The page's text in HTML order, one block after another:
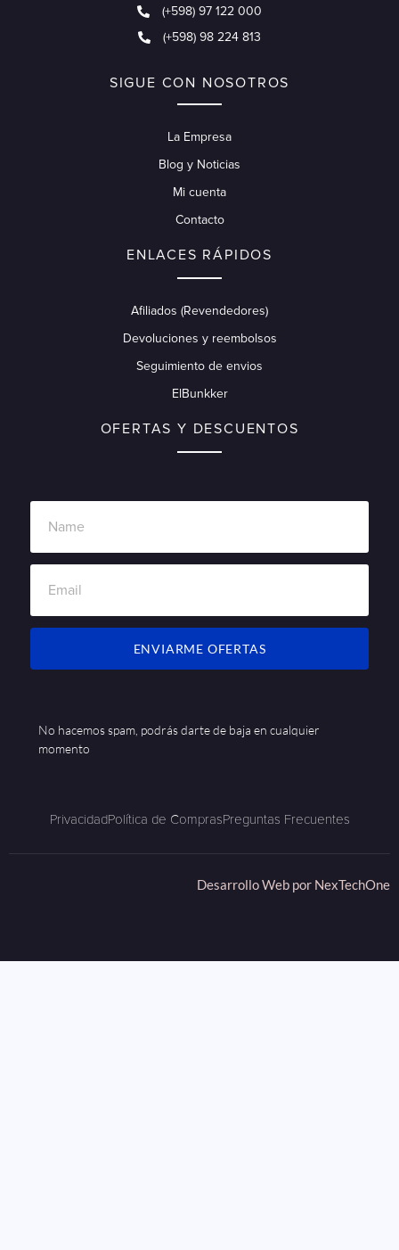
(+598) 97 122 000
(+598) 98 224 813
SIGUE CON NOSOTROS
La Empresa
Blog y Noticias
Mi cuenta
Contacto
ENLACES RÁPIDOS
Afiliados (Revendedores)
Devoluciones y reembolsos
Seguimiento de envios
ElBunkker
OFERTAS Y DESCUENTOS
ENVIARME OFERTAS
No hacemos spam, podrás darte de baja en cualquier
momento
PrivacidadPolítica de ComprasPreguntas Frecuentes
Desarrollo Web por NexTechOne